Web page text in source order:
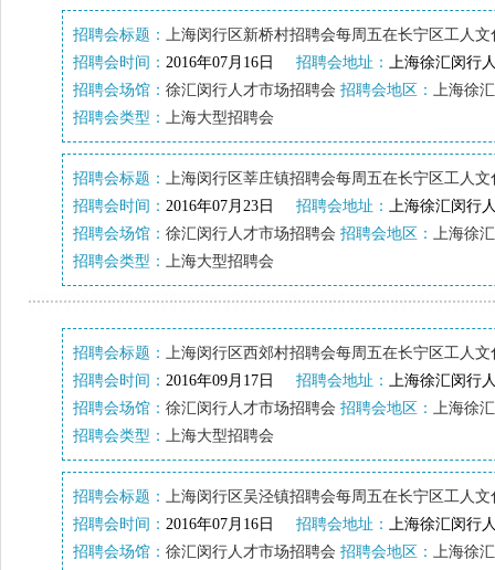
招聘会标题： 上海闵行区新桥村招聘会每周五在长宁区工人
招聘会时间： 2016年07月16日 招聘会地址： 上海徐汇闵行
招聘会场馆： 徐汇闵行人才市场招聘会 招聘会地区： 上海徐
招聘会类型： 上海大型招聘会
招聘会标题： 上海闵行区莘庄镇招聘会每周五在长宁区工人
招聘会时间： 2016年07月23日 招聘会地址： 上海徐汇闵行
招聘会场馆： 徐汇闵行人才市场招聘会 招聘会地区： 上海徐
招聘会类型： 上海大型招聘会
招聘会标题： 上海闵行区西郊村招聘会每周五在长宁区工人
招聘会时间： 2016年09月17日 招聘会地址： 上海徐汇闵行
招聘会场馆： 徐汇闵行人才市场招聘会 招聘会地区： 上海徐
招聘会类型： 上海大型招聘会
招聘会标题： 上海闵行区吴泾镇招聘会每周五在长宁区工人
招聘会时间： 2016年07月16日 招聘会地址： 上海徐汇闵行
招聘会场馆： 徐汇闵行人才市场招聘会 招聘会地区： 上海徐